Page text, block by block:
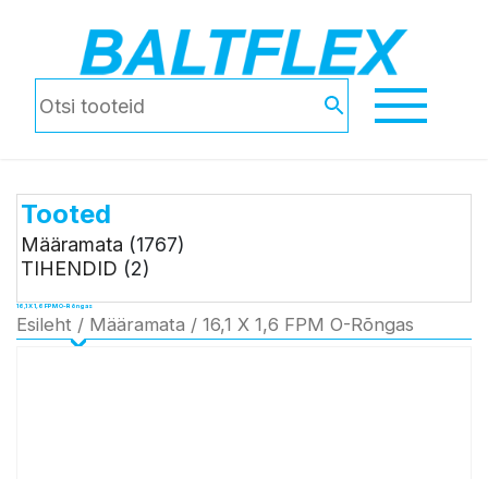
Tooted
Määramata (1767)
TIHENDID (2)
16,1 X 1,6 FPM O-Rõngas
Esileht / Määramata / 16,1 X 1,6 FPM O-Rõngas